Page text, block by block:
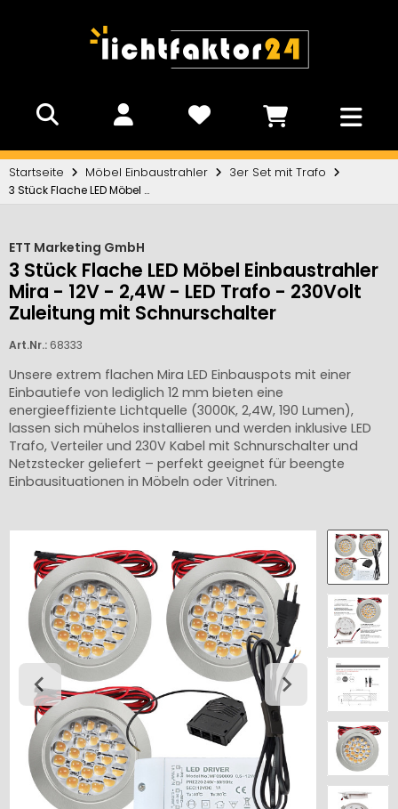
Startseite Möbel Einbaustrahler
3er Set mit Trafo
3 Stück Flache LED Möbel Einbaustrahler Mira - 12V - 2,4W - LED Trafo - 230Volt Zuleitung mit Schnurschalter
ETT Marketing GmbH
3 Stück Flache LED Möbel Einbaustrahler
Mira - 12V - 2,4W - LED Trafo - 230Volt
Zuleitung mit Schnurschalter
Art.Nr.: 68333
Unsere extrem flachen Mira LED Einbauspots mit einer
Einbautiefe von lediglich 12 mm bieten eine
energieeffiziente Lichtquelle (3000K, 2,4W, 190 Lumen),
lassen sich mühelos installieren und werden inklusive LED
Trafo, Verteiler und 230V Kabel mit Schnurschalter und
Netzstecker geliefert – perfekt geeignet für beengte
Einbausituationen in Möbeln oder Vitrinen.